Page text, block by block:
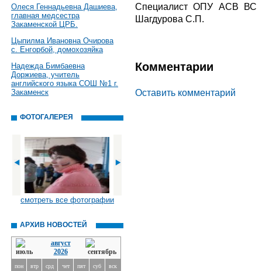
Олеся Геннадьевна Дашиева,
главная медсестра
Закаменской ЦРБ.
Цыпилма Ивановна Очирова
с. Енгорбой, домохозяйка
Надежда Бимбаевна
Доржиева, учитель
английского языка СОШ №1 г.
Закаменск
ФОТОГАЛЕРЕЯ
смотреть все фотографии
АРХИВ НОВОСТЕЙ
август
2026
пон втр срд чет пят суб вск
Специалист ОПУ АСВ ВС
Шагдурова С.П.
Комментарии
Оставить комментарий